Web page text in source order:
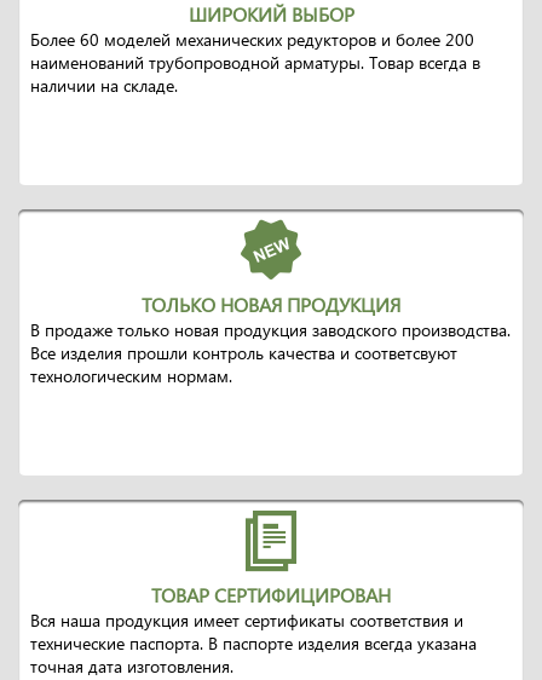
ШИРОКИЙ ВЫБОР
Более 60 моделей механических редукторов и более 200
наименований трубопроводной арматуры. Товар всегда в
наличии на складе.
ТОЛЬКО НОВАЯ ПРОДУКЦИЯ
В продаже только новая продукция заводского производства.
Все изделия прошли контроль качества и соответсвуют
технологическим нормам.
ТОВАР СЕРТИФИЦИРОВАН
Вся наша продукция имеет сертификаты соответствия и
технические паспорта. В паспорте изделия всегда указана
точная дата изготовления.